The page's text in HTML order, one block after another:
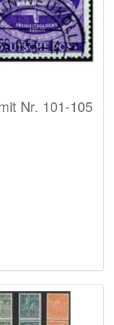
Nr. 101-105